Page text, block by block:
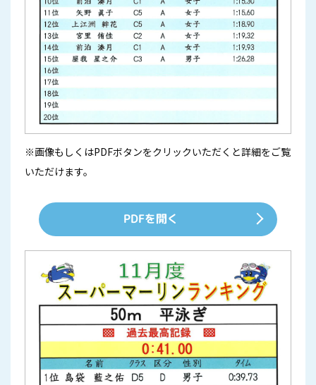
※画像もしくはPDFボタンをクリックいただくと詳細をご覧
いただけます。
PDFを開く